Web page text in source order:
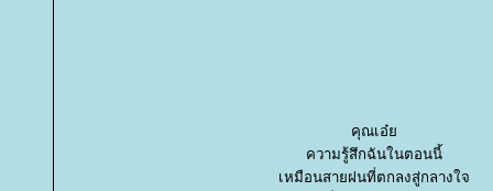
คุณเอ๋
ความรู้สึกฉันในตอนนี้
เหมือนสายฝนที่ตกลงสู่กลางใจ